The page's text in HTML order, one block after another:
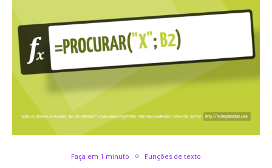
Faça em 1 minuto Funções de texto